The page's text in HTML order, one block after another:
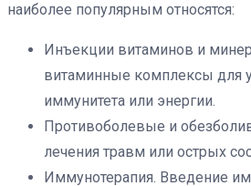
наиболее популярным относятся:
Инъекции витаминов и
витаминные комплексы для
иммунитета или энергии.
Противоболевые и
лечения травм или острых
Иммунотерапия. Введение